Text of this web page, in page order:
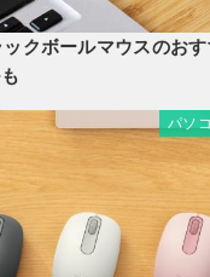
ックボールマウスのお
パソ